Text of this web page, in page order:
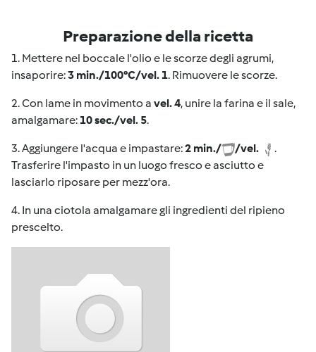
Preparazione della ricetta
1. Mettere nel boccale l'olio e le scorze degli agrumi,
insaporire:3 min./100°C/vel. 1. Rimuovere le scorze.
2. Con lame in movimento a vel. 4, unire la farina e il sale,
amalgamare: 10 sec./vel. 5.
3. Aggiungere l'acqua e impastare:2 min./ /vel.
.
Trasferire l'impasto in un luogo fresco e asciutto e
lasciarlo riposare per mezz'ora.
4. In una ciotola amalgamare gli ingredienti del ripieno
prescelto.